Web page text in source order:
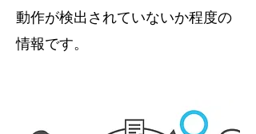
動作が検出されていないか程度の
情報です。